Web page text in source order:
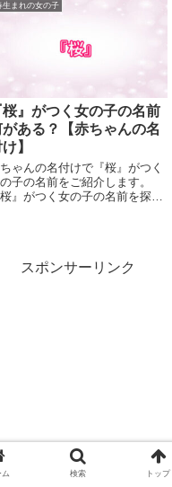
生まれの女の子
桜』がつく女の子の名前
がある？【赤ちゃんの名
】
ゃんの名付けで『桜』がつく
子の名前をご紹介します。
桜』がつく女の子の名前を探し
スポンサーリンク
ム 検索 トップ